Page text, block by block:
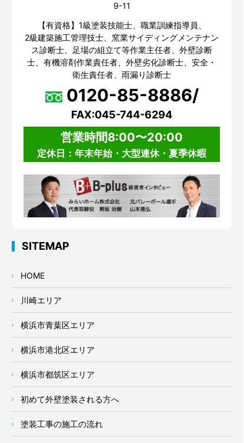
9-11
【有資格】1級塗装技能士、職業訓練指導員、
2級建築施工管理技士、窯業サイディングメンテナン
ス診断士、足場の組立て等作業主任者、外壁診断
士、有機溶剤作業責任者、外壁劣化診断士、安全・
衛生責任者、雨漏り診断士
0120-85-8886/
FAX:045-744-6294
営業時間8:00〜20:00
定休日：年末年始・大型連休・夏季休暇
SITEMAP
HOME
川崎エリア
横浜市青葉区エリア
横浜市港北区エリア
横浜市都筑区エリア
初めて外壁塗装される方へ
塗装工事の施工の流れ